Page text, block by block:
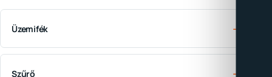
Üzemifék →
Szűrő →